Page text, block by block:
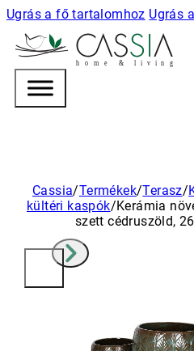
Ugrás a fő tartalomhoz Ugrás
h o m e & l i v i n g
Cassia/Termékek/Terasz/
kültéri kaspók/Kerámia
szett cédruszöld,